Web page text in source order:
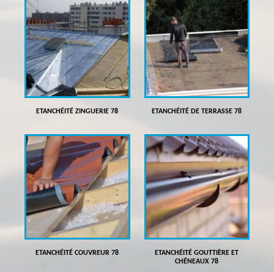
ETANCHÉITÉ ZINGUERIE 78 ETANCHÉITÉ DE TERRASSE 78
ETANCHÉITÉ COUVREUR 78
ETANCHÉITÉ GOUTTIÈRE ET
CHÉNEAUX 78